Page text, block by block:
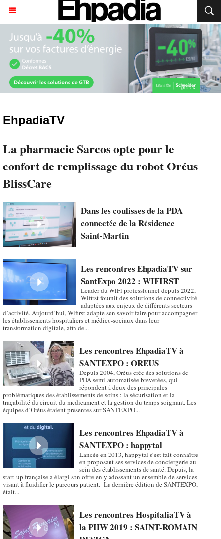
EhpadiaTV
La pharmacie Sarcos opte pour le
confort de remplissage du robot Oréus
BlissCare
Dans les coulisses de la PDA
connectée de la Résidence
Saint-Martin
Les rencontres EhpadiaTV sur
SantExpo 2022 : WIFIRST
Leader du WiFi professionnel depuis 2022,
Wifirst fournit des solutions de connectivité
adaptées aux enjeux de différents secteurs
d’activité. Aujourd’hui, Wifirst adapte son savoir-faire pour accompagner
les établissements hospitaliers et médico-sociaux dans leur
transformation digitale, afin de...
Les rencontres EhpadiaTV à
SANTEXPO : OREUS
Depuis 2004, Oréus crée des solutions de
PDA semi-automatisée brevetées, qui
répondent à deux des principales
problématiques des établissements de soins : la sécurisation et la
traçabilité du circuit du médicament et la gestion du temps soignant. Les
équipes d’Oréus étaient présentes sur SANTEXPO...
Les rencontres EhpadiaTV à
SANTEXPO : happytal
Lancée en 2013, happytal s’est fait connaître
en proposant ses services de conciergerie au
sein des établissements de santé. Depuis, la
start-up française a élargi son offre en y adossant un ensemble de services
visant à fluidifier le parcours patient. La dernière édition de SANTEXPO,
était...
Les rencontres HospitaliaTV à
la PHW 2019 : SAINT-ROMAIN